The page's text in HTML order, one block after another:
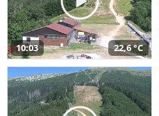
10:03 22,6 °C